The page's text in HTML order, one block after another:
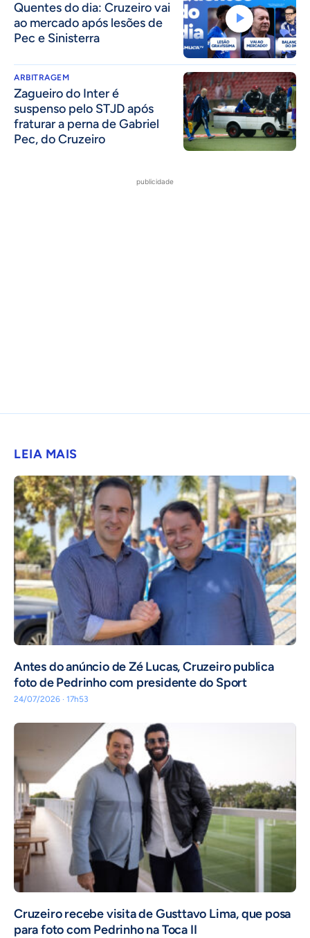
Quentes do dia: Cruzeiro vai
ao mercado após lesões de
Pec e Sinisterra
ARBITRAGEM
Zagueiro do Inter é
suspenso pelo STJD após
fraturar a perna de Gabriel
Pec, do Cruzeiro
publicidade
LEIA MAIS
Antes do anúncio de Zé Lucas, Cruzeiro publica
foto de Pedrinho com presidente do Sport
24/07/2026 · 17h53
Cruzeiro recebe visita de Gusttavo Lima, que posa
para foto com Pedrinho na Toca II